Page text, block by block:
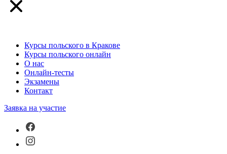
Курсы польского в Кракове
Курсы польского онлайн
О нас
Онлайн-тесты
Экзамены
Контакт
Заявка на участие